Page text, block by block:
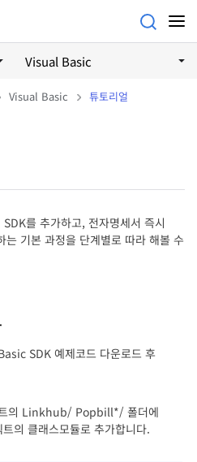
Visual Basic
Visual Basic 튜토리얼
를 추가하고, 전자명세서 즉시
기본 과정을 단계별로 따라 해볼 수
SDK 예제코드 다운로드 후
의 Linkhub/ Popbill*/ 폴더에
의 클래스모듈로 추가합니다.